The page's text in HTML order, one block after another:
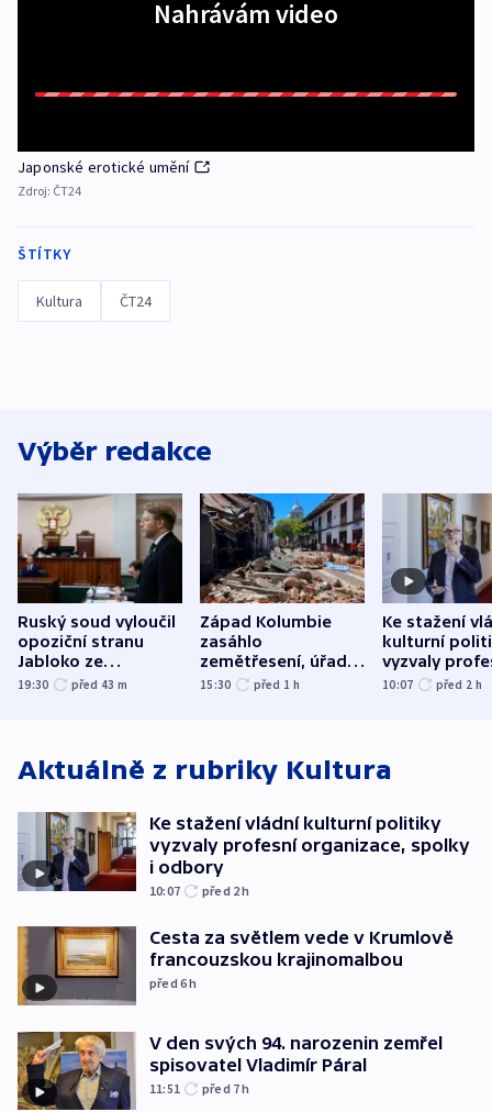
Nahrávám video
Japonské erotické umění
Zdroj: ČT24
ŠTÍTKY
Kultura ČT24
Výběr redakce
Ruský soud vyloučil
opoziční stranu
Jabloko ze
zářijových „voleb“
19:30 před 43 m
Západ Kolumbie
zasáhlo
zemětřesení, úřady
hlásí přes sto obětí
15:30 před 1 h
Ke stažení
kulturní
vyzvaly
organizace,
10:07 před 2 h
Aktuálně z rubriky Kultura
Ke stažení vládní kulturní politiky
vyzvaly profesní organizace, spolky
i odbory
10:07 před 2h
Cesta za světlem vede v Krumlově
francouzskou krajinomalbou
před 6h
V den svých 94. narozenin zemřel
spisovatel Vladimír Páral
11:51 před 7h